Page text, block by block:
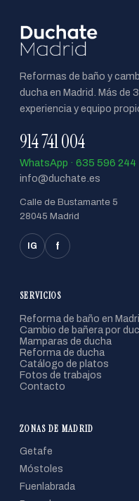
Reformas de baño y
ducha en Madrid. Más de
experiencia y equipo
914 741 004
WhatsApp · 635 596 244
info@duchate.es
Calle de Bustamante 5
28045 Madrid
IG f
SERVICIOS
Reforma de baño en
Cambio de bañera por
Mamparas de ducha
Reforma de ducha
Catálogo de platos
Fotos de trabajos
Contacto
ZONAS DE MADRID
Getafe
Móstoles
Fuenlabrada